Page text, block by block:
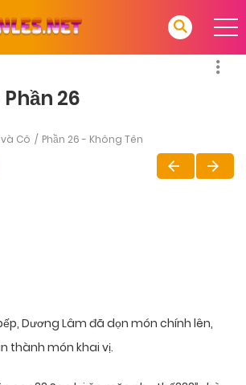
26
Cô Phần 26 - Không Tên
Dương Lâm đã dọn món chính lên,
thành món khai vị.